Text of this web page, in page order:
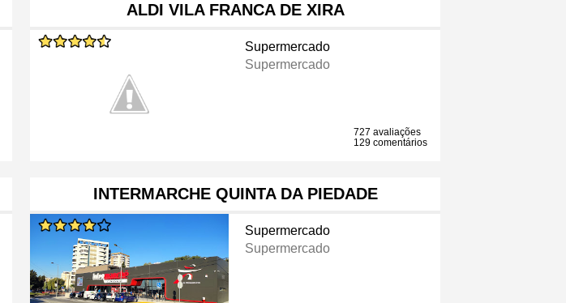
ALDI VILA FRANCA DE XIRA
Supermercado
Supermercado
727 avaliações
129 comentários
INTERMARCHE QUINTA DA PIEDADE
Supermercado
Supermercado